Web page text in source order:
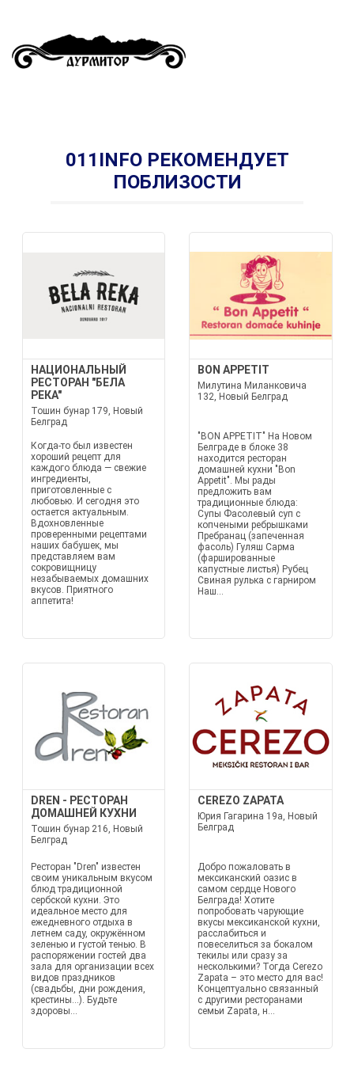
011INFO РЕКОМЕНДУЕТ
ПОБЛИЗОСТИ
НАЦИОНАЛЬНЫЙ
РЕСТОРАН "БЕЛА
РЕКА"
Тошин бунар 179, Новый
Белград
Когда-то был известен
хороший рецепт для
каждого блюда — свежие
ингредиенты,
приготовленные с
любовью. И сегодня это
остается актуальным.
Вдохновленные
проверенными рецептами
наших бабушек, мы
представляем вам
сокровищницу
незабываемых домашних
вкусов. Приятного
аппетита!
BON APPETIT
Милутина Миланковича
132, Новый Белград
"BON APPETIT" На Новом
Белграде в блоке 38
находится ресторан
домашней кухни "Bon
Appetit". Мы рады
предложить вам
традиционные блюда:
Супы Фасолевый суп с
копчеными ребрышками
Пребранац (запеченная
фасоль) Гуляш Сарма
(фаршированные
капустные листья) Рубец
Свиная рулька с гарниром
Наш...
DREN - РЕСТОРАН
ДОМАШНЕЙ КУХНИ
Тошин бунар 216, Новый
Белград
Ресторан "Dren" известен
своим уникальным вкусом
блюд традиционной
сербской кухни. Это
идеальное место для
ежедневного отдыха в
летнем саду, окружённом
зеленью и густой тенью. В
распоряжении гостей два
зала для организации всех
видов праздников
(свадьбы, дни рождения,
крестины...). Будьте
здоровы...
CEREZO ZAPATA
Юрия Гагарина 19a, Новый
Белград
Добро пожаловать в
мексиканский оазис в
самом сердце Нового
Белграда! Хотите
попробовать чарующие
вкусы мексиканской кухни,
расслабиться и
повеселиться за бокалом
текилы или сразу за
несколькими? Тогда Cerezo
Zapata – это место для вас!
Концептуально связанный
с другими ресторанами
семьи Zapata, н...